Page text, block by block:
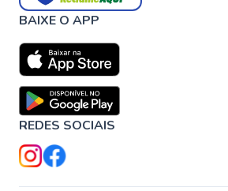
BAIXE O APP
REDES SOCIAIS